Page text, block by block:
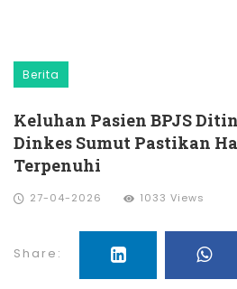
Berita
Keluhan Pasien BPJS
Dinkes Sumut Pastikan
Terpenuhi
27-04-2026 1033 Views
Share: